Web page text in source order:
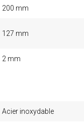
200 mm
127 mm
2 mm
Acier inoxydable